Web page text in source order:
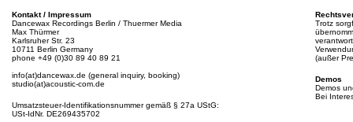
Kontakt / Impressum
Dancewax Recordings Berlin / Thuermer Media
Max Thürmer
Karlsruher Str. 23
10711 Berlin Germany
phone +49 (0)30 89 40 89 21
info(at)dancewax.de (general inquiry, booking)
studio(at)acoustic-com.de
Umsatzsteuer-Identifikationsnummer gemäß § 27a UStG:
USt-IdNr. DE269435702
Trotz
(außer
Demos
Demos
Bei